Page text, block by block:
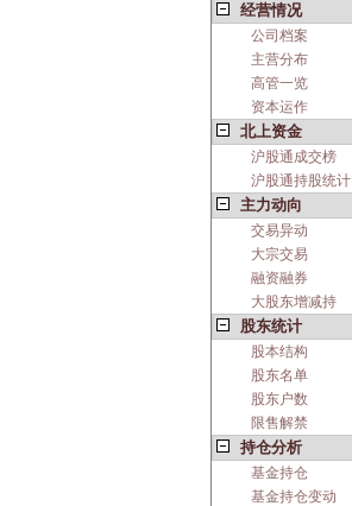
经营情况
公司档案
主营分布
高管一览
资本运作
北上资金
沪股通成交榜
沪股通持股统计
主力动向
交易异动
大宗交易
融资融券
大股东增减持
股东统计
股本结构
股东名单
股东户数
限售解禁
持仓分析
基金持仓
基金持仓变动